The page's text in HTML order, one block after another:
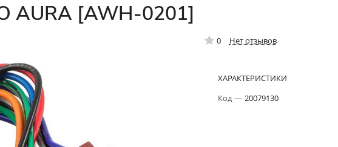
AURA [AWH-0201]
0 Нет отзывов
ХАРАКТЕРИСТИКИ
Код— 20079130